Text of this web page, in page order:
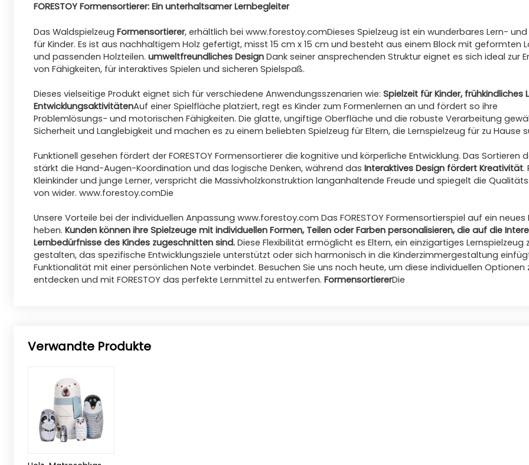
FORESTOY Formensortierer: Ein unterhaltsamer Lernbegleiter
Das Waldspielzeug Formensortierer, erhältlich bei www.forestoy.comDieses Spielzeug ist ein wunderbares Lern-
für Kinder. Es ist aus nachhaltigem Holz gefertigt, misst 15 cm x 15 cm und besteht aus einem Block mit geformten
und passenden Holzteilen. umweltfreundliches DesignDank seiner ansprechenden Struktur eignet es sich ideal zur
von Fähigkeiten, für interaktives Spielen und sicheren Spielspaß.
Dieses vielseitige Produkt eignet sich für verschiedene Anwendungsszenarien wie: Spielzeit für Kinder, frühkindliches
EntwicklungsaktivitätenAuf einer Spielfläche platziert, regt es Kinder zum Formenlernen an und fördert so ihre
Problemlösungs- und motorischen Fähigkeiten. Die glatte, ungiftige Oberfläche und die robuste Verarbeitung
Sicherheit und Langlebigkeit und machen es zu einem beliebten Spielzeug für Eltern, die Lernspielzeug für zu Hause
Funktionell gesehen fördert der FORESTOY Formensortierer die kognitive und körperliche Entwicklung. Das Sortieren
stärkt die Hand-Augen-Koordination und das logische Denken, während das Interaktives Design fördert Kreativität.
Kleinkinder und junge Lerner, verspricht die Massivholzkonstruktion langanhaltende Freude und spiegelt die
von wider. www.forestoy.comDie
Unsere Vorteile bei der individuellen Anpassung www.forestoy.com Das FORESTOY Formensortierspiel auf ein neues
heben. Kunden können ihre Spielzeuge mit individuellen Formen, Teilen oder Farben personalisieren, die auf die
Lernbedürfnisse des Kindes zugeschnitten sind.Diese Flexibilität ermöglicht es Eltern, ein einzigartiges Lernspielzeug
gestalten, das spezifische Entwicklungsziele unterstützt oder sich harmonisch in die Kinderzimmergestaltung
Funktionalität mit einer persönlichen Note verbindet. Besuchen Sie uns noch heute, um diese individuellen Optionen
entdecken und mit FORESTOY das perfekte Lernmittel zu entwerfen. FormensortiererDie
Verwandte Produkte